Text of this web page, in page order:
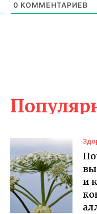
и
0 КОММЕНТАРИЕВ